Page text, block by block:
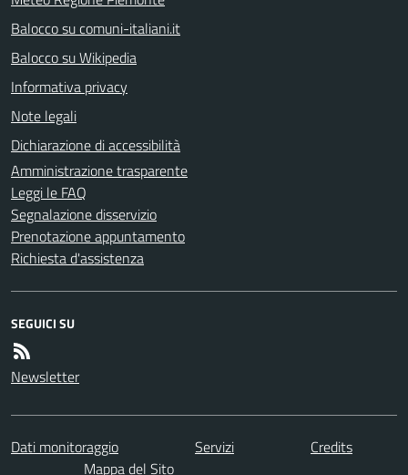
Balocco su comuni-italiani.it
Balocco su Wikipedia
Informativa privacy
Note legali
Dichiarazione di accessibilità
Amministrazione trasparente
Leggi le FAQ
Segnalazione disservizio
Prenotazione appuntamento
Richiesta d'assistenza
SEGUICI SU
Newsletter
Dati monitoraggio Servizi
Credits
Mappa del Sito